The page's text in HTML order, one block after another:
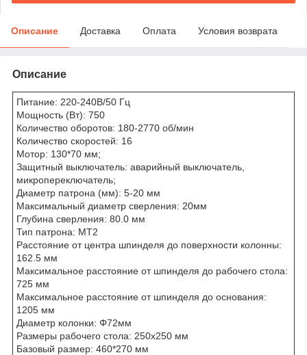
Описание Доставка Оплата Условия возврата
Описание
Питание: 220-240В/50 Гц
Мощность (Вт): 750
Количество оборотов: 180-2770 об/мин
Количество скоростей: 16
Мотор: 130*70 мм;
Защитный выключатель: аварийный выключатель,
микропереключатель;
Диаметр патрона (мм): 5-20 мм
Максимальный диаметр сверления: 20мм
Глубина сверления: 80.0 мм
Тип патрона: MT2
Расстояние от центра шпинделя до поверхности колонны:
162.5 мм
Максимальное расстояние от шпинделя до рабочего стола:
725 мм
Максимальное расстояние от шпинделя до основания:
1205 мм
Диаметр колонки: Φ72мм
Размеры рабочего стола: 250x250 мм
Базовый размер: 460*270 мм